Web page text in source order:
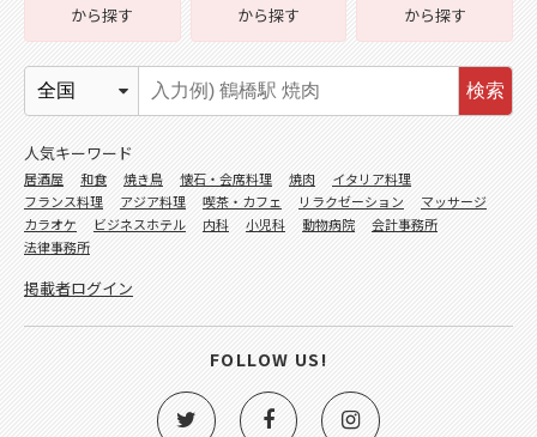
から探す
から探す
から探す
検索
人気キーワード
居酒屋 和食 焼き鳥 懐石・会席料理 焼肉
イタリア料理
フランス料理
アジア料理 喫茶・カフェ リラクゼーション
マッサージ
カラオケ
ビジネスホテル 内科 小児科 動物病院
会計事務所
法律事務所
掲載者ログイン
FOLLOW US!